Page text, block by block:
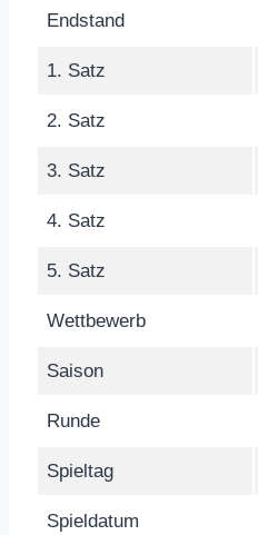
Endstand
1. Satz
2. Satz
3. Satz
4. Satz
5. Satz
Wettbewerb
Saison
Runde
Spieltag
Spieldatum